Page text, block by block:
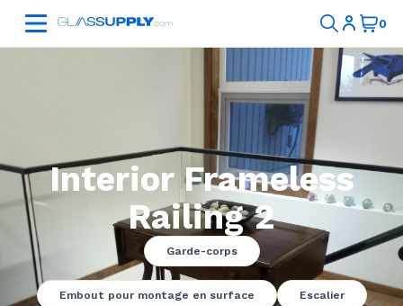
Interior Frameless
Railing 2
Garde-corps
Embout pour montage en surface Escalier